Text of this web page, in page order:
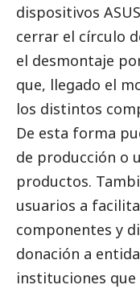
dispositivos ASUS
cerrar el círculo
el desmontaje
que, llegado el
los distintos
De esta forma
de producción o
productos.
usuarios a
componentes y
donación a
instituciones